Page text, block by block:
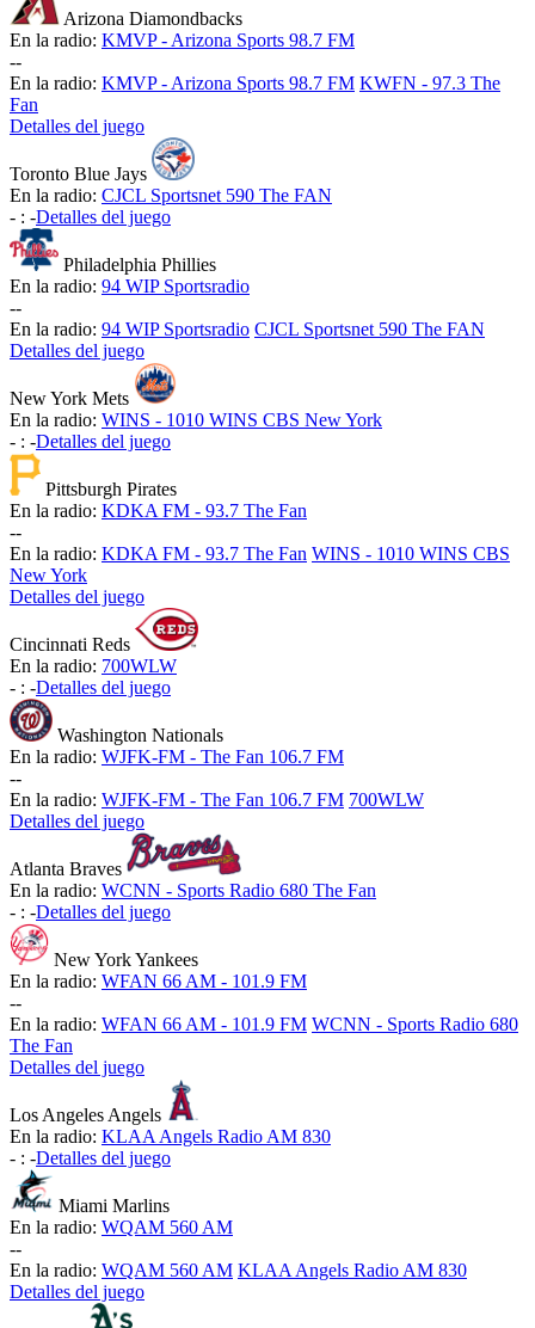
Arizona Diamondbacks
En la radio: KMVP - Arizona Sports 98.7 FM
--
En la radio: KMVP - Arizona Sports 98.7 FM KWFN - 97.3 The
Fan
Detalles del juego
Toronto Blue Jays
En la radio: CJCL Sportsnet 590 The FAN
- : -Detalles del juego
Philadelphia Phillies
En la radio: 94 WIP Sportsradio
--
En la radio: 94 WIP Sportsradio CJCL Sportsnet 590 The FAN
Detalles del juego
New York Mets
En la radio: WINS - 1010 WINS CBS New York
- : -Detalles del juego
Pittsburgh Pirates
En la radio: KDKA FM - 93.7 The Fan
--
En la radio: KDKA FM - 93.7 The Fan WINS - 1010 WINS CBS
New York
Detalles del juego
Cincinnati Reds
En la radio: 700WLW
- : -Detalles del juego
Washington Nationals
En la radio: WJFK-FM - The Fan 106.7 FM
--
En la radio: WJFK-FM - The Fan 106.7 FM 700WLW
Detalles del juego
Atlanta Braves
En la radio: WCNN - Sports Radio 680 The Fan
- : -Detalles del juego
New York Yankees
En la radio: WFAN 66 AM - 101.9 FM
--
En la radio: WFAN 66 AM - 101.9 FM WCNN - Sports Radio 680
The Fan
Detalles del juego
Los Angeles Angels
En la radio: KLAA Angels Radio AM 830
- : -Detalles del juego
Miami Marlins
En la radio: WQAM 560 AM
--
En la radio: WQAM 560 AM KLAA Angels Radio AM 830
Detalles del juego